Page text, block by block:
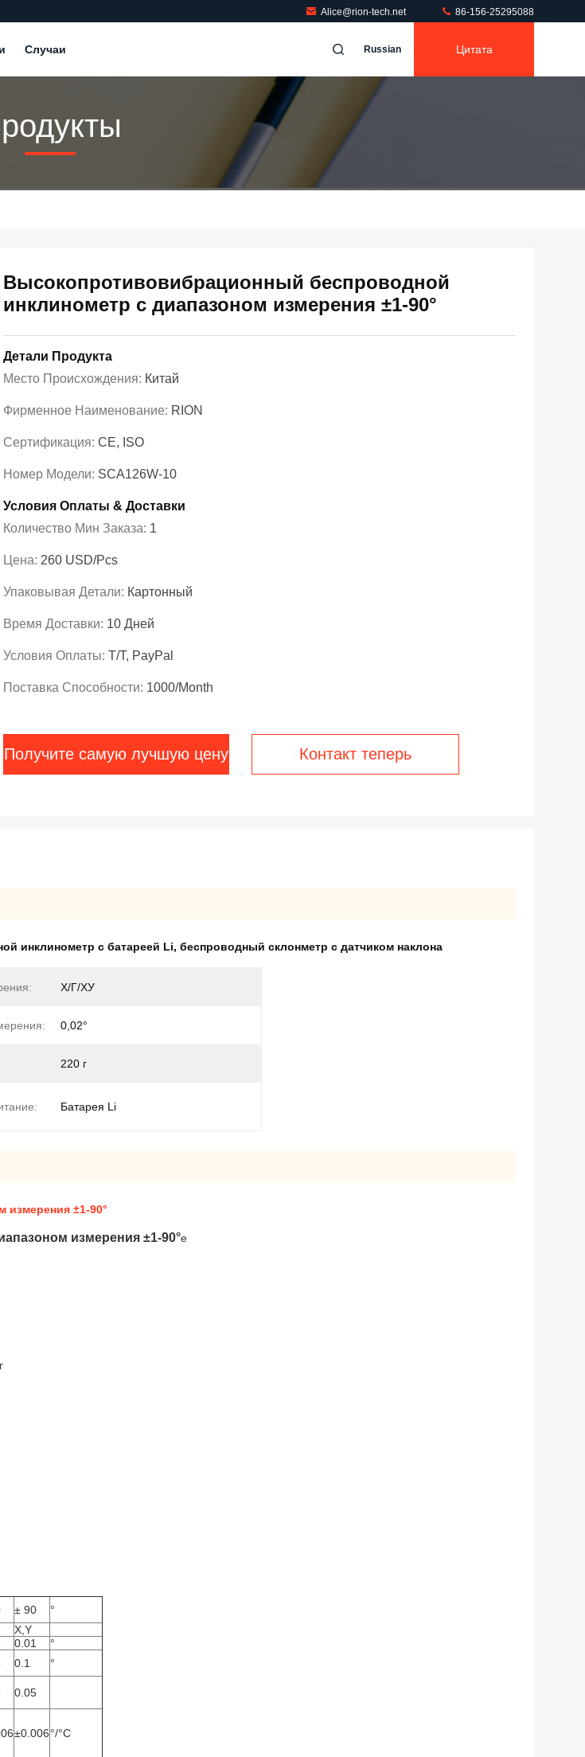
Alice@rion-tech.net 86-156-25295088
Случаи Russian Цитата
Высокопротивовибрационный беспроводной
инклинометр с диапазоном измерения ±1-90°
Детали Продукта
Место Происхождения: Китай
Фирменное Наименование: RION
Сертификация: CE, ISO
Номер Модели: SCA126W-10
Условия Оплаты & Доставки
Количество Мин Заказа: 1
Цена: 260 USD/pcs
Упаковывая Детали: Картонный
Время Доставки: 10 Дней
Условия Оплаты: T/T, PayPal
Поставка Способности: 1000/month
Получите самую лучшую цену Контакт теперь
инклинометр с батареей Li, беспроводный склонметр с датчиком наклона
Х/Г/ХУ
0,02°
220 г
Батарея Li
±1-90°
измерения ±1-90°e
± 90
°
X,Y
0.01
°
0.1
°
0.05
±0.006°/°C